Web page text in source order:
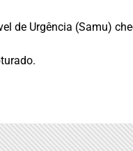
de Urgência (Samu)